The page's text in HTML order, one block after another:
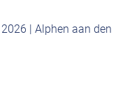
| Alphen aan den